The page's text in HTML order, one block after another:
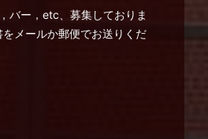
バー，etc、募集しておりま
メールか郵便でお送りくだ